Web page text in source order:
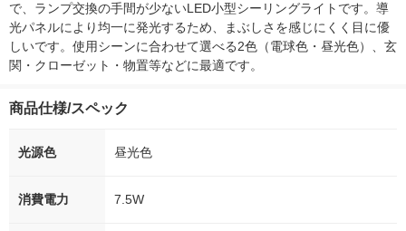
で、ランプ交換の手間が少ないLED小型シーリングライトです。導
光パネルにより均一に発光するため、まぶしさを感じにくく目に優
しいです。使用シーンに合わせて選べる2色（電球色・昼光色）、玄
関・クローゼット・物置等などに最適です。
商品仕様/スペック
光源色 昼光色
消費電力 7.5W